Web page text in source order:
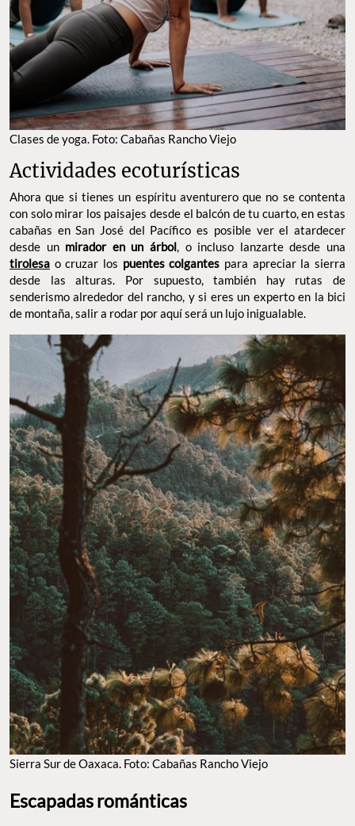
CLASES DE YOGA. FOTO: CABAÑAS RANCHO VIEJO
Actividades ecoturísticas
Ahora que si tienes un espíritu aventurero que no se contenta
con solo mirar los paisajes desde el balcón de tu cuarto, en estas
cabañas en San José del Pacífico es posible ver el atardecer
desde unmirador en un árbol , o incluso lanzarte desde una
tirolesao cruzar lospuentes colgantespara apreciar la sierra
desde las alturas. Por supuesto, también hay rutas de
senderismo alrededor del rancho, y si eres un experto en la bici
de montaña, salir a rodar por aquí será un lujo inigualable.
SIERRA SUR DE OAXACA. FOTO: CABAÑAS RANCHO VIEJO
Escapadas románticas
Por supuesto,Cabañas Rancho Viejoya es un destino ideal para
un viaje en pareja, pero lo es aún más con los
especial. Desde decoración con velas y pétalos de rosas